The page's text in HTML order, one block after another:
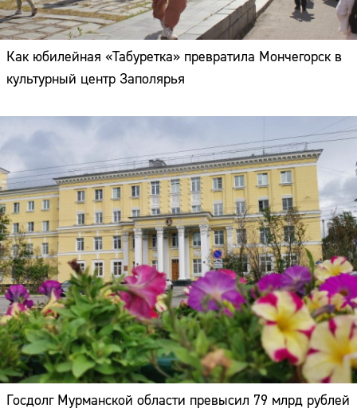
Как юбилейная «Табуретка» превратила Мончегорск в
культурный центр Заполярья
Госдолг Мурманской области превысил 79 млрд рублей